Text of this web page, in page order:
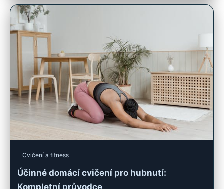
Cvičení a fitness
Účinné domácí cvičení pro hubnutí: